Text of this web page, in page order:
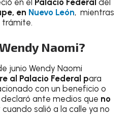
en Nuevo León, mientras
trámite.
Naomi?
junio Wendy Naomi
al Palacio Federal para
con un beneficio o
ante medios que no
cuando salió a la calle ya no